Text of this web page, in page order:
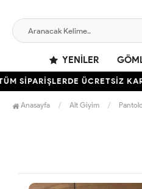
YENILER
SİPARİŞLERDE ÜCRETSİZ
Anasayfa Alt Giyim